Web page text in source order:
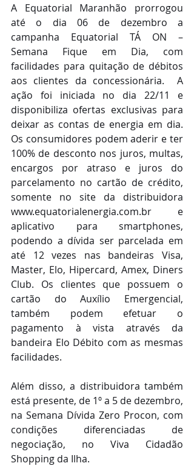
A Equatorial Maranhão prorrogou
até o dia 06 de dezembro a
campanha Equatorial TÁ ON –
Semana Fique em Dia, com
facilidades para quitação de débitos
aos clientes da concessionária.  A
ação foi iniciada no dia 22/11 e
disponibiliza ofertas exclusivas para
deixar as contas de energia em dia.
Os consumidores podem aderir e ter
100% de desconto nos juros, multas,
encargos por atraso e juros do
parcelamento no cartão de crédito,
somente no site da distribuidora
www.equatorialenergia.com.br e
aplicativo para smartphones,
podendo a dívida ser parcelada em
até 12 vezes nas bandeiras Visa,
Master, Elo, Hipercard, Amex, Diners
Club. Os clientes que possuem o
cartão do Auxílio Emergencial,
também podem efetuar o
pagamento à vista através da
bandeira Elo Débito com as mesmas
facilidades.
Além disso, a distribuidora também
está presente, de 1º a 5 de dezembro,
na Semana Dívida Zero Procon, com
condições diferenciadas de
negociação, no Viva Cidadão
Shopping da Ilha.